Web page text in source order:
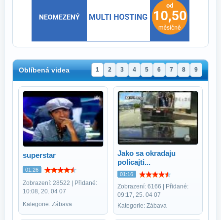
Oblíbená videa 1 2 3 4 5 6 7 8 9
superstar
01:26
Zobrazení: 28522 | Přidané:
10:08, 20. 04 07
Kategorie: Zábava
Jako sa okradaju
policajti...
01:16
Zobrazení: 6166 | Přidané:
09:17, 25. 04 07
Kategorie: Zábava